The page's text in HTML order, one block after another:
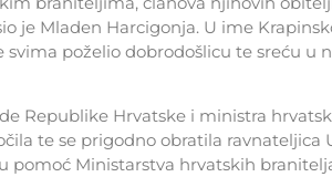
je Mladen Harcigonja. U ime
svima poželio dobrodošlicu te sreću u
Republike Hrvatske i ministra
te se prigodno obratila ravnateljica
pomoć Ministarstva hrvatskih